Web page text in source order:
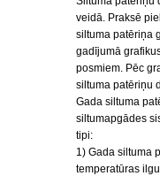
veidā. Praksē
siltuma patēriņa
gadījumā
posmiem. Pēc
siltuma patēriņu
Gada siltuma
siltumapgādes
tipi:
1) Gada siltuma
temperatūras